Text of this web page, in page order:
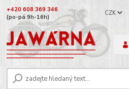
CZK
+420 608 369 346
(po-pá 9h-16h)